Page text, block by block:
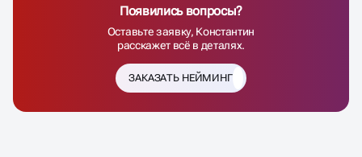
Появились вопросы?
Оставьте заявку, Константин
расскажет всё в деталях.
ЗАКАЗАТЬ НЕЙМИНГ